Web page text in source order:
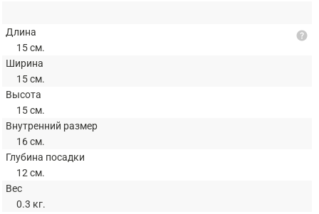
Длина
15 см.
Ширина
15 см.
Высота
15 см.
Внутренний размер
16 см.
Глубина посадки
12 см.
Вес
0.3 кг.
help